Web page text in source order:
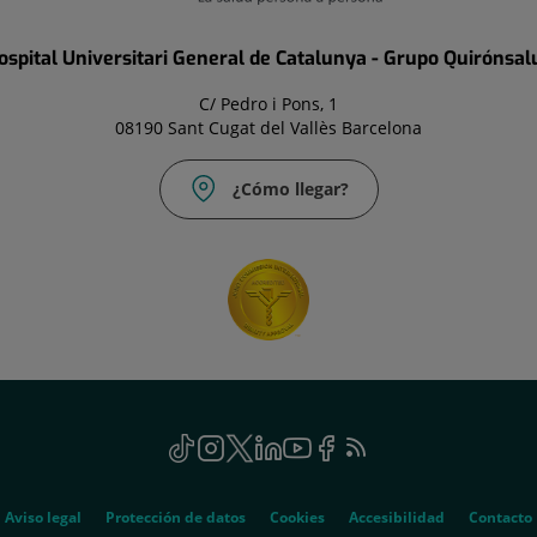
Universitari General de Catalunya - Grupo
C/ Pedro i Pons, 1
08190 Sant Cugat del Vallès Barcelona
¿Cómo llegar?
TikTok
Este
enlace
abrirá
Instagram
Este
enlace
abrirá
Twitter
Este
enlace
abrirá
Linkedin
Este
enlace
abrirá
Youtube
Este
enlace
abrirá
Facebook
Este
enlace
abrirá
Feed
Este
abrirá
Aviso legal Protección de datos Cookies Accesibilidad Contacto